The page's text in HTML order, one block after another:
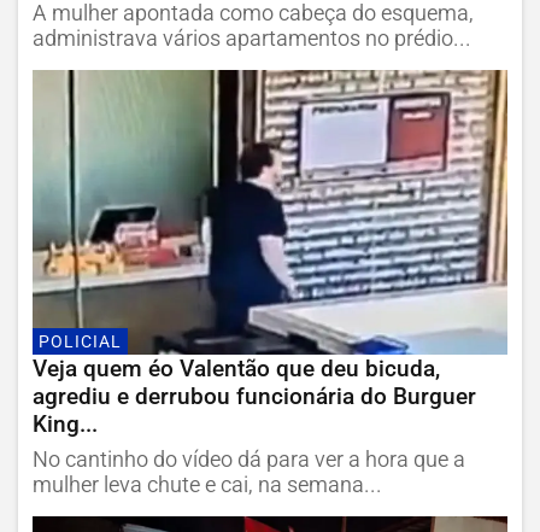
A mulher apontada como cabeça do esquema,
administrava vários apartamentos no prédio...
POLICIAL
Veja quem éo Valentão que deu bicuda,
agrediu e derrubou funcionária do Burguer
King...
No cantinho do vídeo dá para ver a hora que a
mulher leva chute e cai, na semana...